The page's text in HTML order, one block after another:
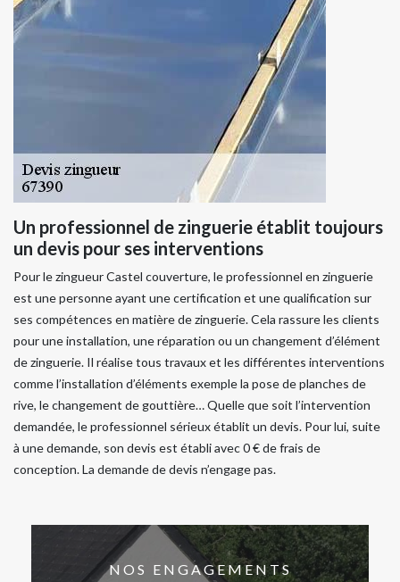
Un professionnel de zinguerie établit toujours
un devis pour ses interventions
Pour le zingueur Castel couverture, le professionnel en zinguerie
est une personne ayant une certification et une qualification sur
ses compétences en matière de zinguerie. Cela rassure les clients
pour une installation, une réparation ou un changement d’élément
de zinguerie. Il réalise tous travaux et les différentes interventions
comme l’installation d’éléments exemple la pose de planches de
rive, le changement de gouttière… Quelle que soit l’intervention
demandée, le professionnel sérieux établit un devis. Pour lui, suite
à une demande, son devis est établi avec 0 € de frais de
conception. La demande de devis n’engage pas.
NOS ENGAGEMENTS